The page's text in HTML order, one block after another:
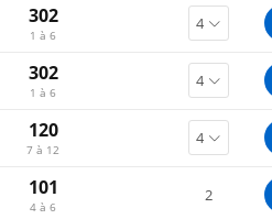
302
1 à 6
302
1 à 6
120
7 à 12
101
4 à 6
2